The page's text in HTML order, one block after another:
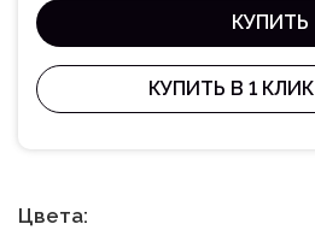
КУПИТЬ
КУПИТЬ В 1 КЛИК
Цвета: